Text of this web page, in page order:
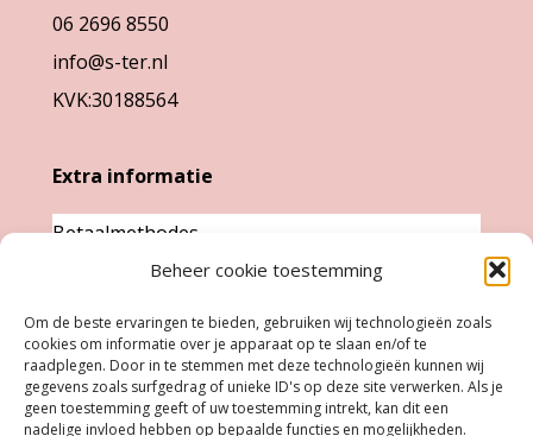
Beheer cookie toestemming
Om de beste ervaringen te bieden, gebruiken wij technologieën zoals
cookies om informatie over je apparaat op te slaan en/of te
raadplegen. Door in te stemmen met deze technologieën kunnen wij
gegevens zoals surfgedrag of unieke ID's op deze site verwerken. Als je
geen toestemming geeft of uw toestemming intrekt, kan dit een
nadelige invloed hebben op bepaalde functies en mogelijkheden.
06 2696 8550
info@s-ter.nl
KVK:30188564
Extra informatie
Betaalmethodes
Garantie & klachten
verzendkosten
Retourneren